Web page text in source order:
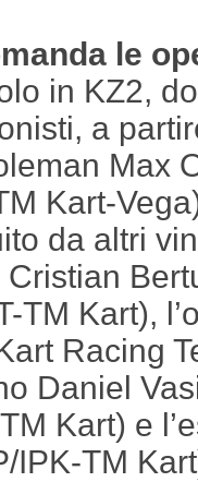
le
in KZ2,
a
Max
Kart-
da altri
Cristian
TM Kart),
Racing
Daniel
Kart) e
IPK-TM